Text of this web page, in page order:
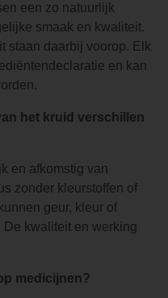
een zo natuurlijk
smaak en kwaliteit.
staan daarbij voorop. Elk
en kan
het kruid verschillen
en afkomstig van
zonder kleurstoffen of
geur, kleur of
kwaliteit en werking
medicijnen?